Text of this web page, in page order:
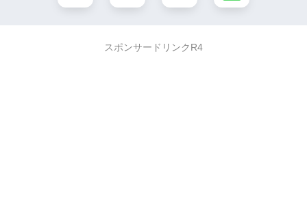
スポンサードリンクR4